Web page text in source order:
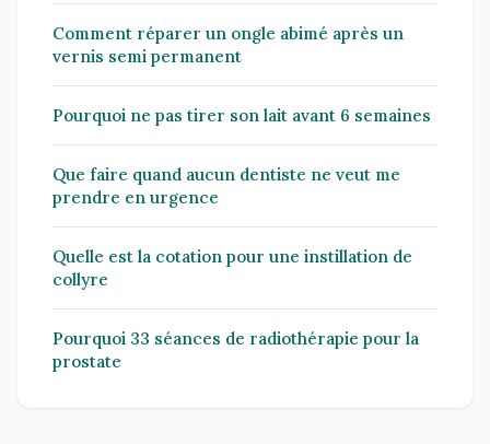
Comment réparer un ongle abimé après un
vernis semi permanent
Pourquoi ne pas tirer son lait avant 6 semaines
Que faire quand aucun dentiste ne veut me
prendre en urgence
Quelle est la cotation pour une instillation de
collyre
Pourquoi 33 séances de radiothérapie pour la
prostate